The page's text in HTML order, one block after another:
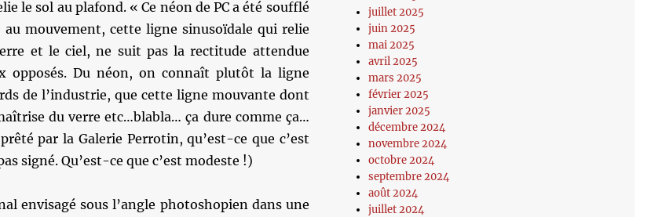
le sol au plafond. « Ce néon de PC a été soufflé
au mouvement, cette ligne sinusoïdale qui relie
et le ciel, ne suit pas la rectitude attendue
opposés. Du néon, on connaît plutôt la ligne
de l’industrie, que cette ligne mouvante dont
du verre etc…blabla… ça dure comme ça…
par la Galerie Perrotin, qu’est-ce que c’est
signé. Qu’est-ce que c’est modeste !)
envisagé sous l’angle photoshopien dans une
juillet 2025
juin 2025
mai 2025
avril 2025
mars 2025
février 2025
janvier 2025
décembre 2024
novembre 2024
octobre 2024
septembre 2024
août 2024
juillet 2024